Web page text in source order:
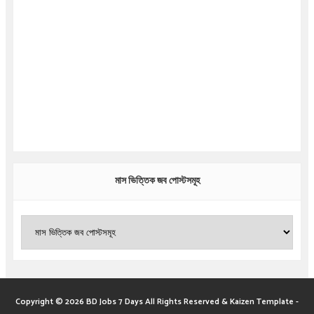
মাস ভিত্তিক জব পোস্টসমূহ
Copyright © 2026 BD Jobs 7 DaysAll Rights Reserved &Kaizen Template -